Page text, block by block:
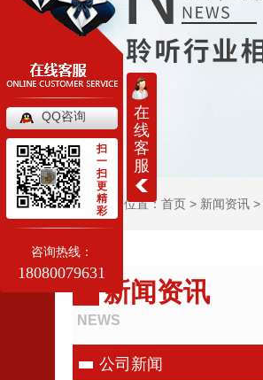
当前位置： 首页 > 新闻资讯 >
新闻资讯
NEWS
公司新闻
在
线
客
服
QQ咨询
扫
一
扫
更
精
彩
咨询热线：
18080079631